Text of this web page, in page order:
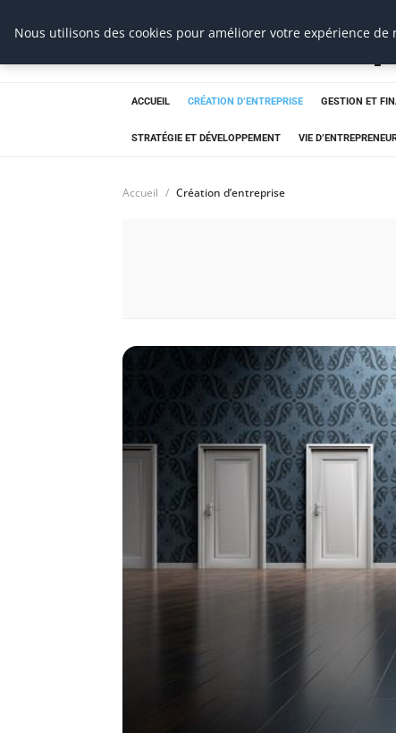
Ms Events
ACCUEIL CRÉATION D’ENTREPRISE GESTION ET
STRATÉGIE ET DÉVELOPPEMENT VIE
Accueil Création d’entreprise
Nous utilisons des cookies pour améliorer votre expérience